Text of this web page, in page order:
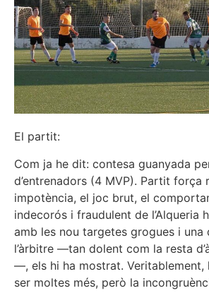
El partit:
Com ja he dit: contesa guanyada
d’entrenadors (4 MVP). Partit força
impotència, el joc brut, el
indecorós i fraudulent de l’Alqueria
amb les nou targetes grogues i una
l’àrbitre —tan dolent com la resta
—, els hi ha mostrat. Veritablement,
ser moltes més, però la